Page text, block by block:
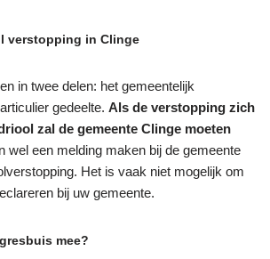
verstopping in Clinge
in twee delen: het gemeentelijk
gedeelte. Als de verstopping zich
zal de gemeente Clinge moeten
wel een melding maken bij de gemeente
Het is vaak niet mogelijk om
bij uw gemeente.
mee?